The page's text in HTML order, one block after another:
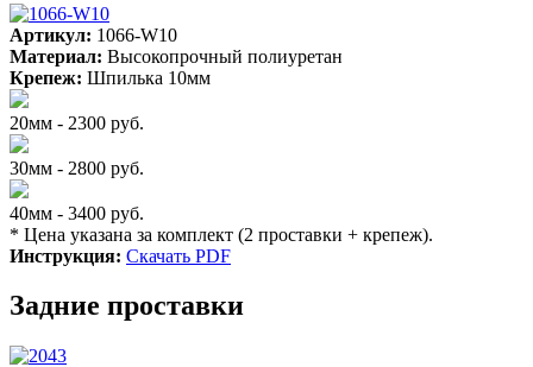
Артикул: 1066-W10
Материал: Высокопрочный полиуретан
Крепеж: Шпилька 10мм
20мм - 2300 руб.
30мм - 2800 руб.
40мм - 3400 руб.
* Цена указана за комплект (2 проставки + крепеж).
Инструкция: Скачать PDF
Задние проставки